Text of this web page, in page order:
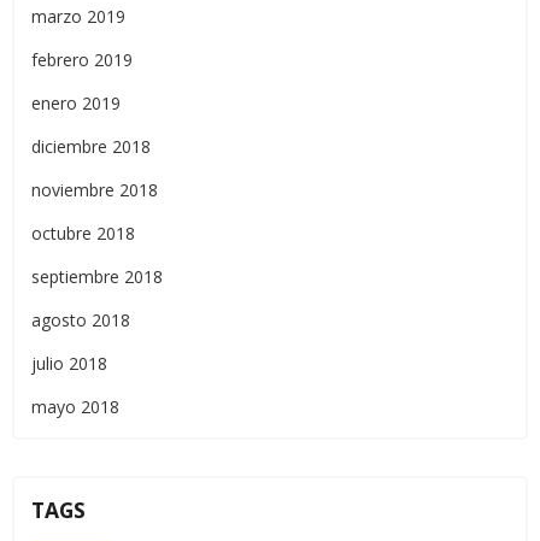
marzo 2019
febrero 2019
enero 2019
diciembre 2018
noviembre 2018
octubre 2018
septiembre 2018
agosto 2018
julio 2018
mayo 2018
TAGS